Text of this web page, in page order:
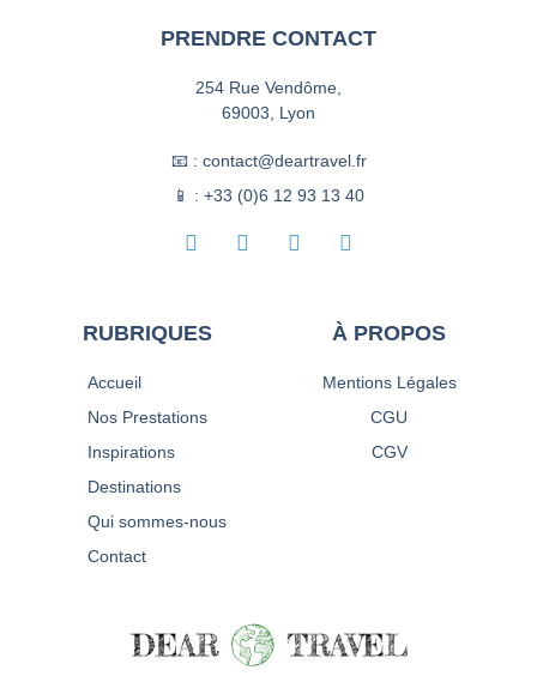
À PROPOS
Mentions Légales
CGU
CGV
RUBRIQUES
Accueil
Nos Prestations
Inspirations
Destinations
Qui sommes-nous
Contact
PRENDRE CONTACT
254 Rue Vendôme,
69003, Lyon
📧 : contact@deartravel.fr
📱 : +33 (0)6 12 93 13 40